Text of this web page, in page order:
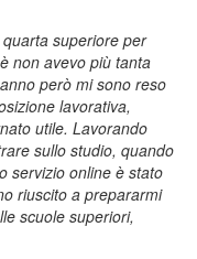
superiore per
non avevo più tanta
però mi sono reso
lavorativa,
utile. Lavorando
sullo studio, quando
servizio online è stato
riuscito a prepararmi
scuole superiori,